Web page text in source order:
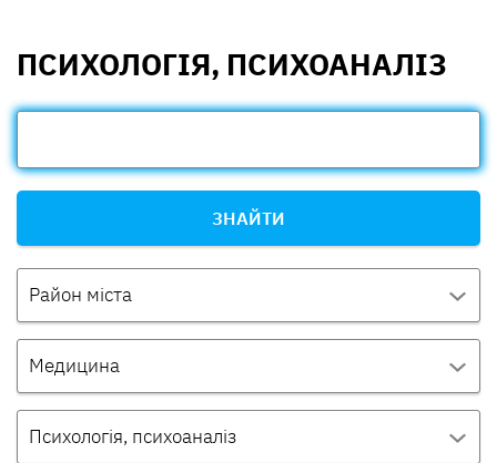
ПСИХОЛОГІЯ, ПСИХОАНАЛІЗ
ЗНАЙТИ
Район міста
Медицина
Психологія, психоаналіз